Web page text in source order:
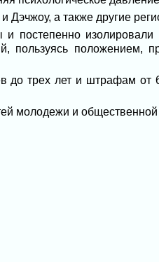
Дэчжоу, а также другие
и постепенно
пользуясь положением,
до трех лет и штрафам от
молодежи и общественной